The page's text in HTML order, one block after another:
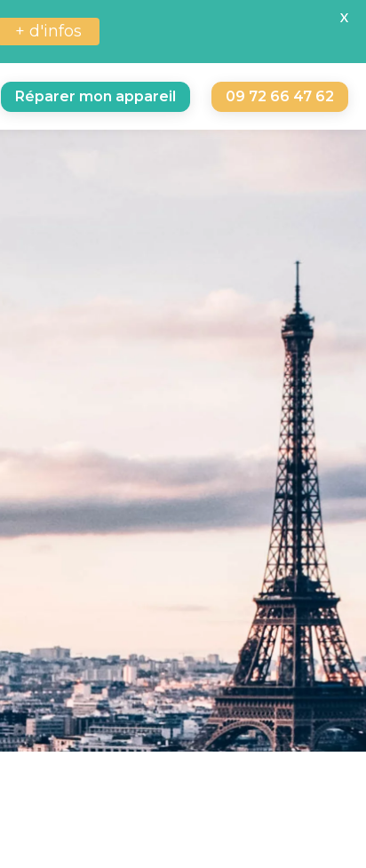
Réparer mon appareil 09 72 66 47 62
+ d'infos
X